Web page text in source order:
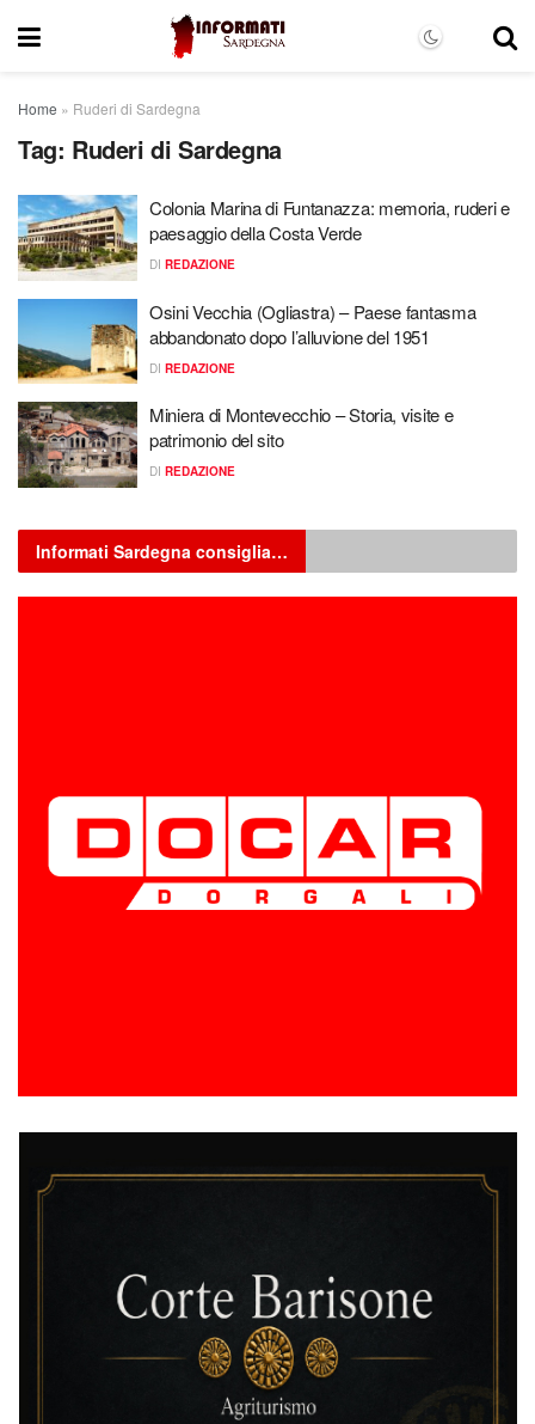
Home » Ruderi di Sardegna
Tag: Ruderi di Sardegna
Colonia Marina di Funtanazza: memoria, ruderi e
paesaggio della Costa Verde
DI REDAZIONE
Osini Vecchia (Ogliastra) – Paese fantasma
abbandonato dopo l’alluvione del 1951
DI REDAZIONE
Miniera di Montevecchio – Storia, visite e
patrimonio del sito
DI REDAZIONE
Informati Sardegna consiglia…